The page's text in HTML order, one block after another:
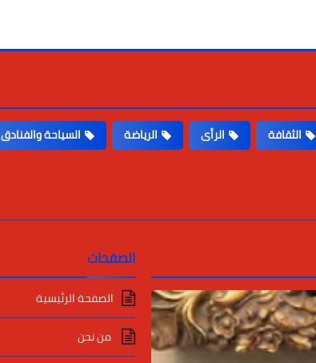
الثقافة الرأى الرياضة السياحة والفنادق
الصفحات
الصفحة الرئيسية
من نحن